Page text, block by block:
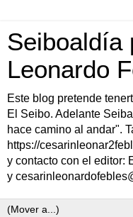
Seiboaldía
Leonardo
Este blog pretende
El Seibo. Adelante
hace camino al andar".
https://
y contacto con el editor:
y